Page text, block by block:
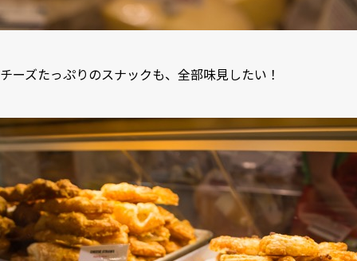
チーズたっぷりのスナックも、全部味見したい！